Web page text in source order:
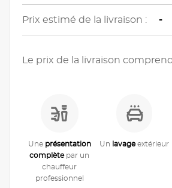
Prix estimé de la livraison : -
Le prix de la livraison
Une présentation
complètepar un
chauffeur
professionnel
Un lavageextérieur